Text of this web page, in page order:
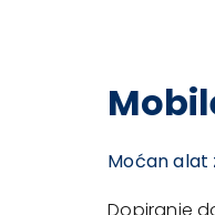
Moćan alat